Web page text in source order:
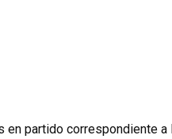
en partido correspondiente a